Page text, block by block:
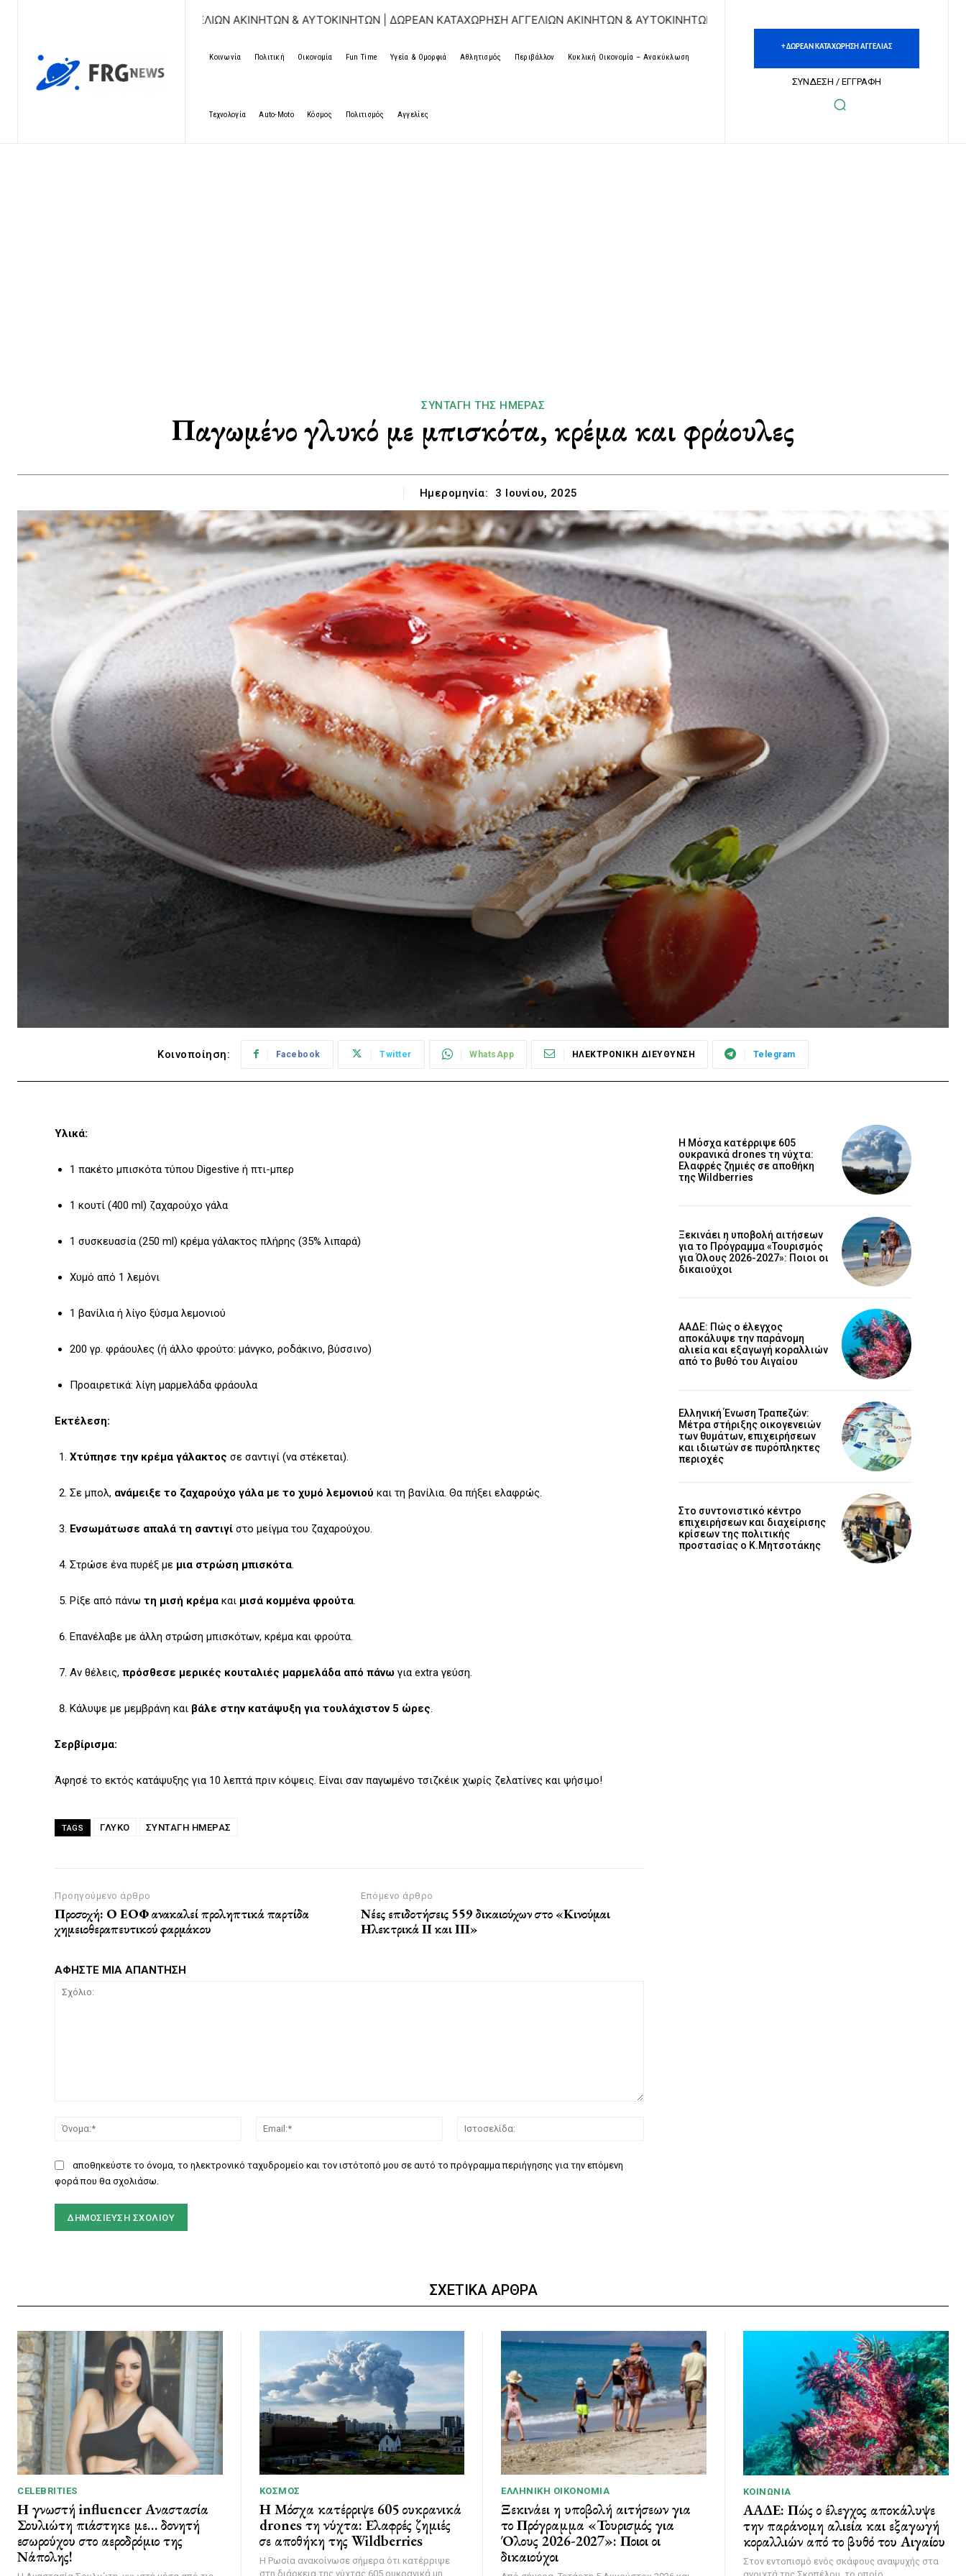
ΚΑΤΑΧΩΡΗΣΗ ΑΓΓΕΛΙΩΝ ΑΚΙΝΗΤΩΝ & ΑΥΤΟΚΙΝΗΤΩΝ | ΔΩΡΕΑΝ ΚΑΤΑΧΩΡΗΣΗ ΑΓΓΕΛΙΩΝ ΑΚΙΝΗΤΩΝ & ΑΥΤΟΚΙΝΗΤΩΝ | ΔΩΡΕΑΝ ΚΑΤΑΧΩΡΗΣΗ ΑΓΓΕΛΙΩΝ ΑΚΙΝΗΤΩΝ &
Κοινωνία Πολιτική Οικονομία Fun Time Υγεία & Ομορφιά Αθλητισμός Περιβάλλον Κυκλική Οικονομία – Ανακύκλωση
Τεχνολογία Auto-Moto Κόσμος Πολιτισμός Αγγελίες
+ ΔΩΡΕΑΝ ΚΑΤΑΧΩΡΗΣΗ ΑΓΓΕΛΙΑΣ
ΣΥΝΔΕΣΗ / ΕΓΓΡΑΦΗ
ΣΥΝΤΑΓΉ ΤΗΣ ΗΜΈΡΑΣ
Παγωμένο γλυκό με μπισκότα, κρέμα και φράουλες
Ημερομηνία: 3 Ιουνίου, 2025
Κοινοποίηση: Facebook Twitter WhatsApp ΗΛΕΚΤΡΟΝΙΚΗ ΔΙΕΥΘΥΝΣΗ Telegram
Υλικά:
1 πακέτο μπισκότα τύπου Digestive ή πτι-μπερ
1 κουτί (400 ml) ζαχαρούχο γάλα
1 συσκευασία (250 ml) κρέμα γάλακτος πλήρης (35% λιπαρά)
Χυμό από 1 λεμόνι
1 βανίλια ή λίγο ξύσμα λεμονιού
200 γρ. φράουλες (ή άλλο φρούτο: μάνγκο, ροδάκινο, βύσσινο)
Προαιρετικά: λίγη μαρμελάδα φράουλα
Εκτέλεση:
Χτύπησε την κρέμα γάλακτος σε σαντιγί (να στέκεται).
Σε μπολ, ανάμειξε το ζαχαρούχο γάλα με το χυμό λεμονιού και τη βανίλια. Θα πήξει ελαφρώς.
Ενσωμάτωσε απαλά τη σαντιγί στο μείγμα του ζαχαρούχου.
Στρώσε ένα πυρέξ με μια στρώση μπισκότα.
Ρίξε από πάνω τη μισή κρέμα και μισά κομμένα φρούτα.
Επανέλαβε με άλλη στρώση μπισκότων, κρέμα και φρούτα.
Αν θέλεις, πρόσθεσε μερικές κουταλιές μαρμελάδα από πάνω για extra γεύση.
Κάλυψε με μεμβράνη και βάλε στην κατάψυξη για τουλάχιστον 5 ώρες.
Σερβίρισμα:
Άφησέ το εκτός κατάψυξης για 10 λεπτά πριν κόψεις. Είναι σαν παγωμένο τσιζκέικ χωρίς ζελατίνες και ψήσιμο!
TAGS ΓΛΥΚΌ ΣΥΝΤΑΓΗ ΗΜΕΡΑΣ
Προηγούμενο άρθρο
Προσοχή: Ο ΕΟΦ ανακαλεί προληπτικά παρτίδα
χημειοθεραπευτικού φαρμάκου
Επόμενο άρθρο
Νέες επιδοτήσεις 559 δικαιούχων στο «Κινούμαι
Ηλεκτρικά ΙΙ και ΙΙΙ»
ΑΦΗΣΤΕ ΜΙΑ ΑΠΑΝΤΗΣΗ
Όνομα:*
Email:*
αποθηκεύστε το όνομα, το ηλεκτρονικό ταχυδρομείο και τον ιστότοπό μου σε αυτό το πρόγραμμα περιήγησης για την επόμενη
φορά που θα σχολιάσω.
Η Μόσχα κατέρριψε 605
ουκρανικά drones τη νύχτα:
Ελαφρές ζημιές σε αποθήκη
της Wildberries
Ξεκινάει η υποβολή αιτήσεων
για το Πρόγραμμα «Τουρισμός
για Όλους 2026-2027»: Ποιοι οι
δικαιούχοι
ΑΑΔΕ: Πώς ο έλεγχος
αποκάλυψε την παράνομη
αλιεία και εξαγωγή κοραλλιών
από το βυθό του Αιγαίου
Ελληνική Ένωση Τραπεζών:
Μέτρα στήριξης οικογενειών
των θυμάτων, επιχειρήσεων
και ιδιωτών σε πυρόπληκτες
περιοχές
Στο συντονιστικό κέντρο
επιχειρήσεων και διαχείρισης
κρίσεων της πολιτικής
προστασίας ο Κ.Μητσοτάκης
ΣΧΕΤΙΚΑ ΑΡΘΡΑ
CELEBRITIES
Η γνωστή influencer Αναστασία
Σουλιώτη πιάστηκε με… δονητή
εσωρούχου στο αεροδρόμιο της
Νάπολης!
ΚΌΣΜΟΣ
Η Μόσχα κατέρριψε 605 ουκρανικά
drones τη νύχτα: Ελαφρές ζημιές
σε αποθήκη της Wildberries
Η Ρωσία ανακοίνωσε σήμερα ότι κατέρριψε
στη διάρκεια της νύχτας 605 ουκρανικά μη
ΕΛΛΗΝΙΚΉ ΟΙΚΟΝΟΜΊΑ
Ξεκινάει η υποβολή αιτήσεων για
το Πρόγραμμα «Τουρισμός για
Όλους 2026-2027»: Ποιοι οι
δικαιούχοι
ΚΟΙΝΩΝΊΑ
ΑΑΔΕ: Πώς ο έλεγχος αποκάλυψε
την παράνομη αλιεία και εξαγωγή
κοραλλιών από το βυθό του Αιγαίου
Στον εντοπισμό ενός σκάφους αναψυχής στα